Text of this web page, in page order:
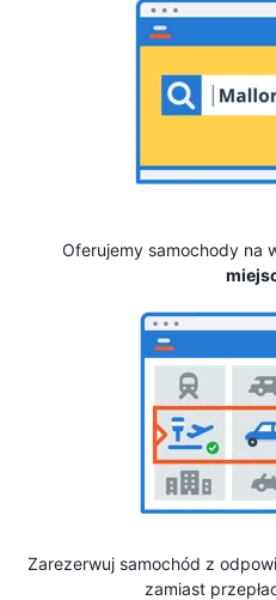
Oferujemy samochody na
Zarezerwuj samochód z
zamiast